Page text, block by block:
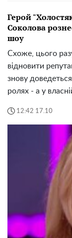
Герой
Соколова
шоу
Схоже, цього
відновити
знову
ролях - а у
12:42 17.10